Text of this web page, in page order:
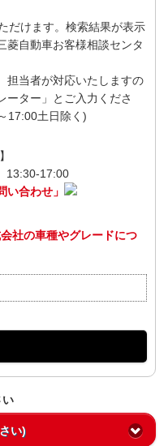
だけます。検索結果が表示
菱自動車お客様相談センタ
担当者が対応いたしますの
ーター」とご入力くださ
17:00土日除く)
13:30-17:00
い合わせ」
社の車種やグレードにつ
い
い)